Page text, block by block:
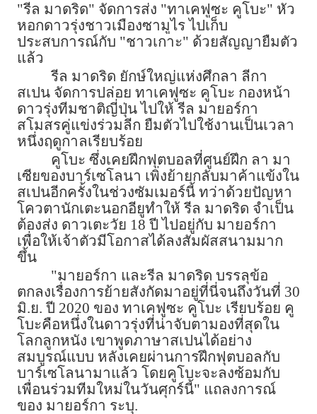
"รีล มาดริด" จัดการส่ง "ทาเคฟูซะ คูโบะ" หัว
หอกดาวรุ่งชาวเมืองซามูไร ไปเก็บ
ประสบการณ์กับ "ชาวเกาะ" ด้วยสัญญายืมตัว
แล้ว
รีล มาดริด ยักษ์ใหญ่แห่งศึกลา ลีกา
สเปน จัดการปล่อย ทาเคฟูซะ คูโบะ กองหน้า
ดาวรุ่งทีมชาติญี่ปุ่น ไปให้ รีล มายอร์กา
สโมสรคู่แข่งร่วมลีก ยืมตัวไปใช้งานเป็นเวลา
หนึ่งฤดูกาลเรียบร้อย
คูโบะ ซึ่งเคยฝึกฟุตบอลที่ศูนย์ฝึก ลา มา
เซียของบาร์เซโลนา เพิ่งย้ายกลับมาค้าแข้งใน
สเปนอีกครั้งในช่วงซัมเมอร์นี้ ทว่าด้วยปัญหา
โควตานักเตะนอกอียูทำให้ รีล มาดริด จำเป็น
ต้องส่ง ดาวเตะวัย 18 ปี ไปอยู่กับ มายอร์กา
เพื่อให้เจ้าตัวมีโอกาสได้ลงสัมผัสสนามมาก
ขึ้น
"มายอร์กา และรีล มาดริด บรรลุข้อ
ตกลงเรื่องการย้ายสังกัดมาอยู่ที่นี่จนถึงวันที่ 30
มิ.ย. ปี 2020 ของ ทาเคฟูซะ คูโบะ เรียบร้อย คู
โบะคือหนึ่งในดาวรุ่งที่น่าจับตามองที่สุดใน
โลกลูกหนัง เขาพูดภาษาสเปนได้อย่าง
สมบูรณ์แบบ หลังเคยผ่านการฝึกฟุตบอลกับ
บาร์เซโลนามาแล้ว โดยคูโบะจะลงซ้อมกับ
เพื่อนร่วมทีมใหม่ในวันศุกร์นี้" แถลงการณ์
ของ มายอร์กา ระบุ.